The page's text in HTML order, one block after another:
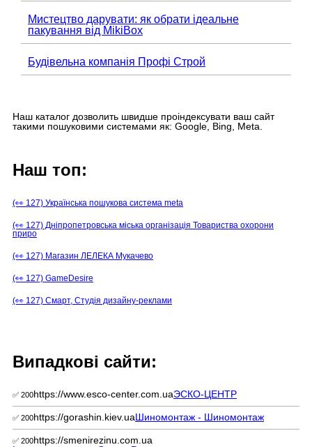
Мистецтво дарувати: як обрати ідеальне
пакування від MikiBox
Будівельна компанія Профі Строй
Наш каталог дозволить швидше проіндексувати ваш сайт
такими пошуковими системами як: Google, Bing, Meta.
Наш топ:
(👀 127) Українська пошукова система meta
(👀 127) Дніпропетровська міська організація Товариства охорони
приро
(👀 127) Магазин ЛЕЛЕКА Мукачево
(👀 127) GameDesire
(👀 127) Смарт, Студія дизайну-реклами
Випадкові сайти:
✅ 200https://www.esco-center.com.uaЭСКО-ЦЕНТР
✅ 200https://gorashin.kiev.uaШиномонтаж - Шиномонтаж
✅ 200https://smenirezinu.com.ua